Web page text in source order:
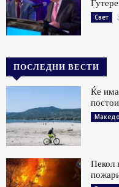
Свет
ПОСЛЕДНИ ВЕСТИ
Ќе
Пекол